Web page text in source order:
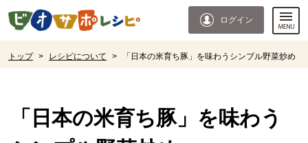
ページの先頭です。
ログイン
トップ > レシピについて > 「日本の米育ち豚」を味わうシンプル野菜炒め
「日本の米育ち豚」を味わう